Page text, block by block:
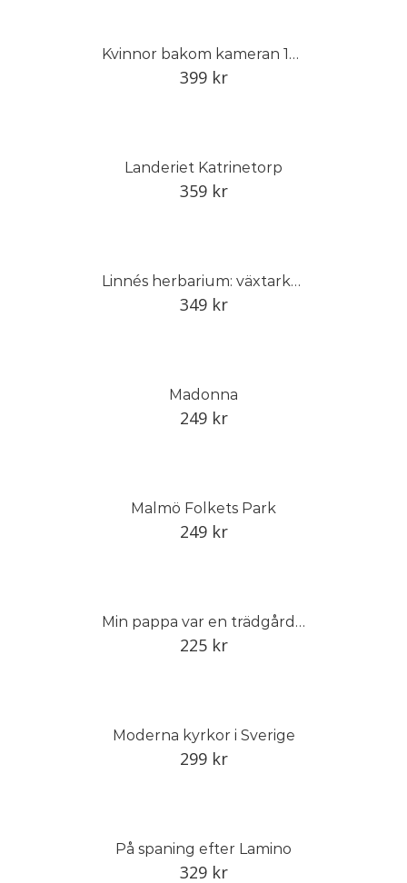
Kvinnor bakom kameran 1848–1968
399 kr
Landeriet Katrinetorp
359 kr
Linnés herbarium: växtarkens dolda historia
349 kr
Madonna
249 kr
Malmö Folkets Park
249 kr
Min pappa var en trädgårdens mästare
225 kr
Moderna kyrkor i Sverige
299 kr
På spaning efter Lamino
329 kr